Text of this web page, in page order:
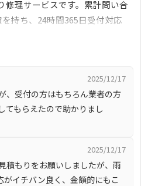
修理サービスです。累計問い合
持ち、24時間365日受付対応
も迅速に対応します。料金は
繕まで幅広く対応していま
は不要で、安心して依頼できる
2025/12/17
、受付の方はもちろん業者の方
てもらえたので助かりまし
2025/12/17
積もりをお願いしましたが、雨
イチバン良く、金額的にもこ